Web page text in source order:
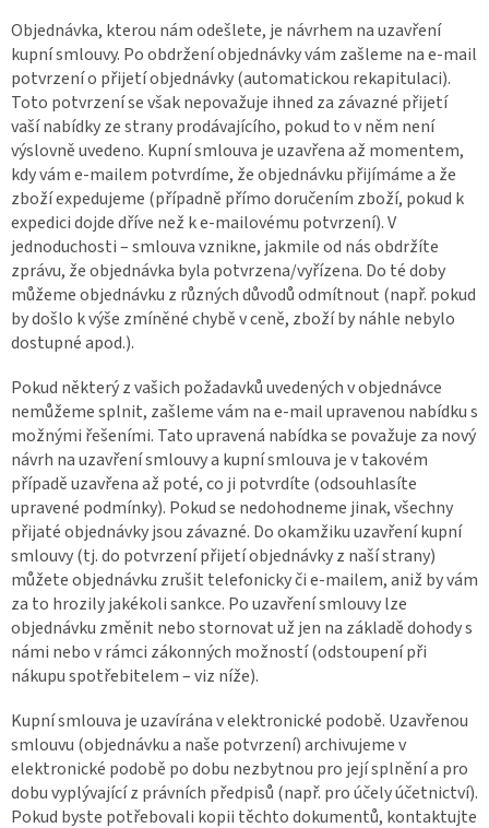
Objednávka, kterou nám odešlete, je návrhem na uzavření
kupní smlouvy. Po obdržení objednávky vám zašleme na e-mail
potvrzení o přijetí objednávky (automatickou rekapitulaci).
Toto potvrzení se však nepovažuje ihned za závazné přijetí
vaší nabídky ze strany prodávajícího, pokud to v něm není
výslovně uvedeno. Kupní smlouva je uzavřena až momentem,
kdy vám e-mailem potvrdíme, že objednávku přijímáme a že
zboží expedujeme (případně přímo doručením zboží, pokud k
expedici dojde dříve než k e-mailovému potvrzení). V
jednoduchosti – smlouva vznikne, jakmile od nás obdržíte
zprávu, že objednávka byla potvrzena/vyřízena. Do té doby
můžeme objednávku z různých důvodů odmítnout (např. pokud
by došlo k výše zmíněné chybě v ceně, zboží by náhle nebylo
dostupné apod.).
Pokud některý z vašich požadavků uvedených v objednávce
nemůžeme splnit, zašleme vám na e-mail upravenou nabídku s
možnými řešeními. Tato upravená nabídka se považuje za nový
návrh na uzavření smlouvy a kupní smlouva je v takovém
případě uzavřena až poté, co ji potvrdíte (odsouhlasíte
upravené podmínky). Pokud se nedohodneme jinak, všechny
přijaté objednávky jsou závazné. Do okamžiku uzavření kupní
smlouvy (tj. do potvrzení přijetí objednávky z naší strany)
můžete objednávku zrušit telefonicky či e-mailem, aniž by vám
za to hrozily jakékoli sankce. Po uzavření smlouvy lze
objednávku změnit nebo stornovat už jen na základě dohody s
námi nebo v rámci zákonných možností (odstoupení při
nákupu spotřebitelem – viz níže).
Kupní smlouva je uzavírána v elektronické podobě. Uzavřenou
smlouvu (objednávku a naše potvrzení) archivujeme v
elektronické podobě po dobu nezbytnou pro její splnění a pro
dobu vyplývající z právních předpisů (např. pro účely účetnictví).
Pokud byste potřebovali kopii těchto dokumentů, kontaktujte